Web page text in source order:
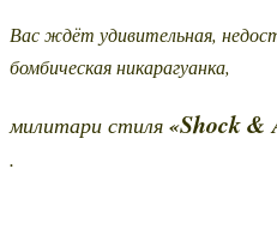
Вас ждёт удивительная,
бомбическая никарагуанка,
милитари стиля «Shock &
.